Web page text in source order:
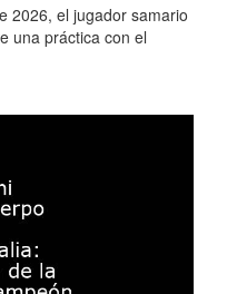
2026, el jugador samario
una práctica con el